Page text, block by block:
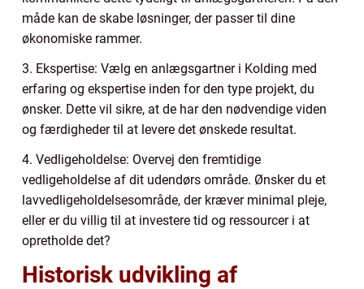
måde kan de skabe løsninger, der passer til dine
økonomiske rammer.
3. Ekspertise: Vælg en anlægsgartner i Kolding med
erfaring og ekspertise inden for den type projekt, du
ønsker. Dette vil sikre, at de har den nødvendige viden
og færdigheder til at levere det ønskede resultat.
4. Vedligeholdelse: Overvej den fremtidige
vedligeholdelse af dit udendørs område. Ønsker du et
lavvedligeholdelsesområde, der kræver minimal pleje,
eller er du villig til at investere tid og ressourcer i at
opretholde det?
Historisk udvikling af